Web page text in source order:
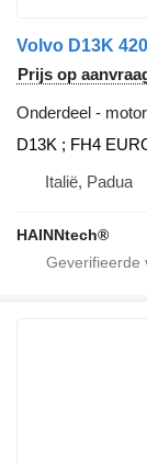
Prijs op
Onderdeel - motor
D13K ; FH4
Italië, Padua
HAINNtech®